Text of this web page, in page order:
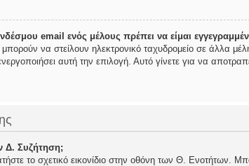
email ενός μέλους πρέπει να είμαι
να στείλουν ηλεκτρονικό ταχυδρομείο σε άλλα
αυτή την επιλογή. Αυτό γίνετε για να
Δ. Συζήτηση;
το σχετικό εικονίδιο στην οθόνη των Θ. Ενοτήτων.